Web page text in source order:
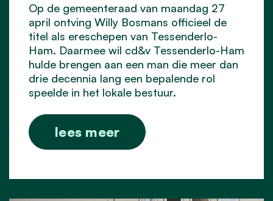
Op de gemeenteraad van maandag 27
april ontving Willy Bosmans officieel de
titel als ereschepen van Tessenderlo-
Ham. Daarmee wil cd&v Tessenderlo-Ham
hulde brengen aan een man die meer dan
drie decennia lang een bepalende rol
speelde in het lokale bestuur.
lees meer